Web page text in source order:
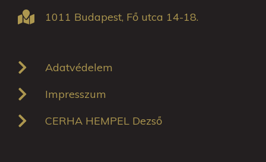
1011 Budapest, Fő utca 14-18.
Adatvédelem
Impresszum
CERHA HEMPEL Dezső